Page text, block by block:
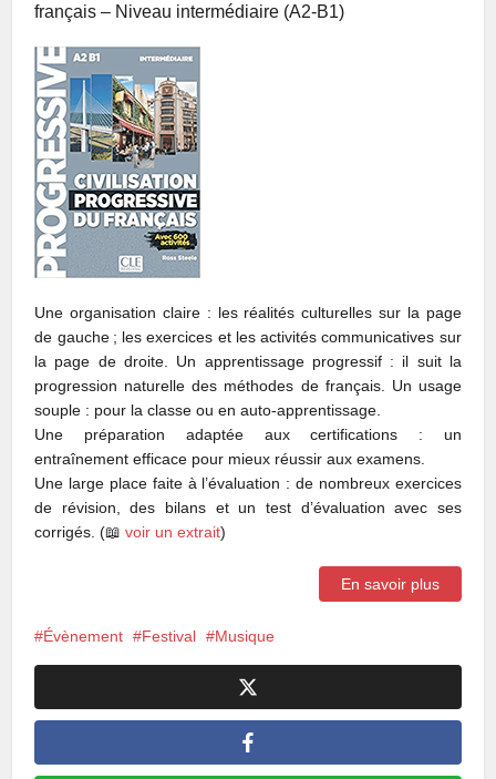
français – Niveau intermédiaire (A2-B1)
Une organisation claire : les réalités culturelles sur la page
de gauche ; les exercices et les activités communicatives sur
la page de droite. Un apprentissage progressif : il suit la
progression naturelle des méthodes de français. Un usage
souple : pour la classe ou en auto-apprentissage.
Une préparation adaptée aux certifications : un
entraînement efficace pour mieux réussir aux examens.
Une large place faite à l’évaluation : de nombreux exercices
de révision, des bilans et un test d’évaluation avec ses
corrigés. (📖voir un extrait)
En savoir plus
Évènement Festival Musique